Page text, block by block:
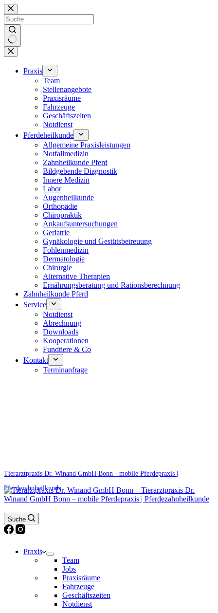
Zum
Inhalt
springen
Keine
Ergebnisse
Praxis
Team
Stellenangebote
Praxisräume
Fahrzeuge
Geschäftszeiten
Notdienst
Pferdeheilkunde
Allgemeine Praxisleistungen
Notfallmedizin
Zahnheilkunde Pferd
Bildgebende Diagnostik
Innere Medizin
Labor
Augenheilkunde
Orthopädie
Chiropraktik
Ankaufsuntersuchungen
Geriatrie
Gynäkologie und Gestütsbetreuung
Fohlenmedizin
Dermatologie
Chirurgie
Alternative Therapien
Ernährungsberatung und Rationsberechnung
Zahnheilkunde Pferd
Service
Notdienst
Abrechnung
Downloads
Kooperationen
Fundtiere & Co
Kontakt
Terminanfrage
Tierarztpraxis Dr. Winand GmbH Bonn - mobile Pferdepraxis |
Pferdezahnheilkunde
Suche
Praxis
Team
Jobs
Praxisräume
Fahrzeuge
Geschäftszeiten
Notdienst